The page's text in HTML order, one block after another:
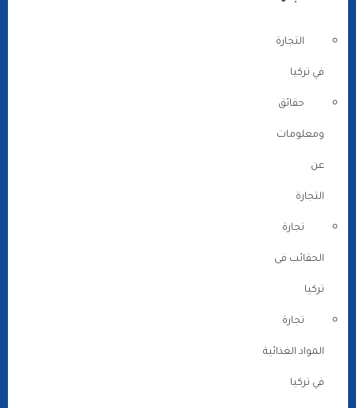
التجارة
في تركيا
حقائق
ومعلومات
عن
التجارة
تجارة
الحقائب فى
تركيا
تجارة
المواد الغذائية
في تركيا